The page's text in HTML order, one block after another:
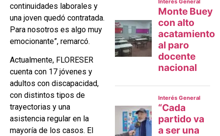
continuidades laborales y
una joven quedó contratada.
Para nosotros es algo muy
emocionante”, remarcó.
Actualmente, FLORESER
cuenta con 17 jóvenes y
adultos con discapacidad,
con distintos tipos de
trayectorias y una
asistencia regular en la
mayoría de los casos. El